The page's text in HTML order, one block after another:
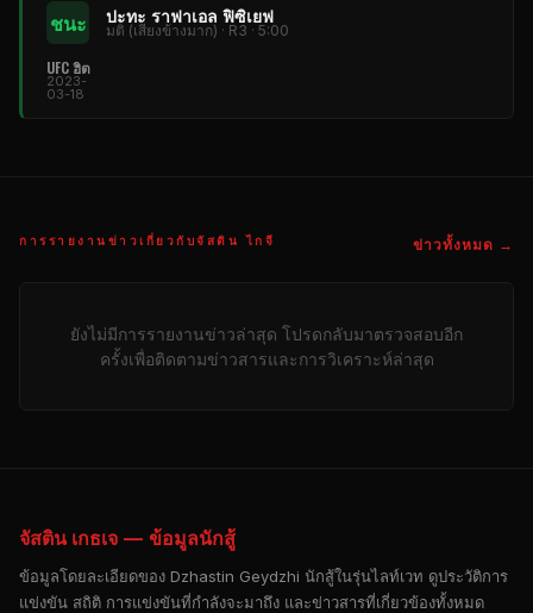
ชนะ ปะทะ ราฟาเอล ฟิซิเยฟ
มติ (เสียงข้างมาก) · R3 · 5:00
UFC ฮิต
2023-
03-18
การรายงานข่าวเกี่ยวกับจัสติน ไกจี ข่าวทั้งหมด →
ยังไม่มีการรายงานข่าวล่าสุด โปรดกลับมาตรวจสอบอีก
ครั้งเพื่อติดตามข่าวสารและการวิเคราะห์ล่าสุด
จัสติน เกธเจ — ข้อมูลนักสู้
ข้อมูลโดยละเอียดของ Dzhastin Geydzhi นักสู้ในรุ่นไลท์เวท ดูประวัติการ
แข่งขัน สถิติ การแข่งขันที่กำลังจะมาถึง และข่าวสารที่เกี่ยวข้องทั้งหมด